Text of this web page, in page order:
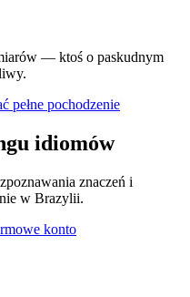
— ktoś o paskudnym
pełne pochodzenie
idiomów
znaczeń i
w Brazylii.
konto